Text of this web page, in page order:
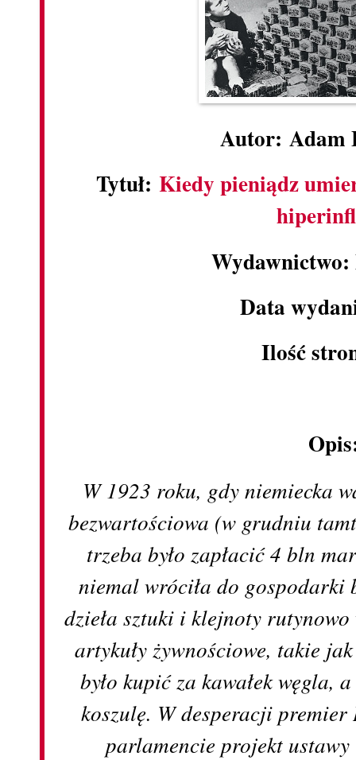
Autor: Adam
Tytuł: Kiedy pieniądz
Data
Ilość
W 1923 roku, gdy niemiecka
bezwartościowa (w grudniu
trzeba było zapłacić 4 bln
niemal wróciła do
dzieła sztuki i klejnoty
artykuły żywnościowe, takie
było kupić za kawałek węgla,
koszulę. W desperacji
parlamencie projekt